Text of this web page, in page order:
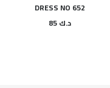
DRESS NO 652
د.ك85